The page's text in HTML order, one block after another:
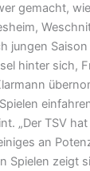
gemacht,
jungen
hinter sich,
„Der TSV
an
Spielen zeigt